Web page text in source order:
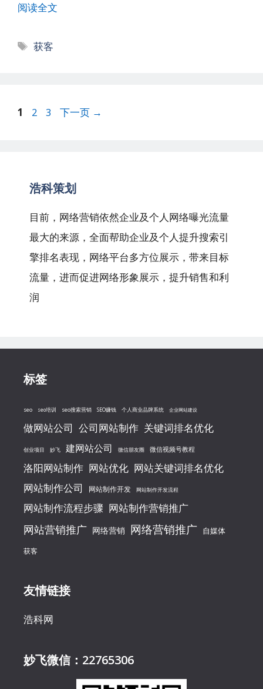
阅读全文
标
获客
文
页
1
页
2
页
3 下一页 →
浩科策划
目前，网络营销依然企业及个人网络曝光流量
最大的来源，全面帮助企业及个人提升搜索引
擎排名表现，网络平台多方位展示，带来目标
流量，进而促进网络形象展示，提升销售和利
润
标签
seo seo培训 seo搜索营销 SEO赚钱 个人商业品牌系统 企业网站建设
做网站公司 公司网站制作 关键词排名优化
创业项目 妙飞 建网站公司 微信朋友圈 微信视频号教程
洛阳网站制作 网站优化 网站关键词排名优化
网站制作公司
网站制作开发 网站制作开发流程
网站制作流程步骤 网站制作营销推广
网站营销推广 网络营销 网络营销推广 自媒体
获客
友情链接
浩科网
妙飞微信：22765306